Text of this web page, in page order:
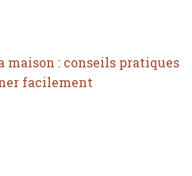
maison : conseils pratiques
facilement